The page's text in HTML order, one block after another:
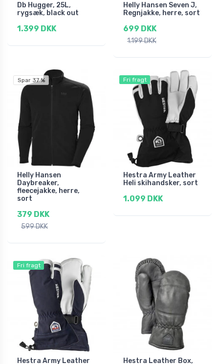
Db Hugger, 25L,
rygsæk, black out
1.399 DKK
Helly Hansen Seven J,
Regnjakke, herre, sort
699 DKK
1.199 DKK
Spar 37 %
Helly Hansen
Daybreaker,
fleecejakke, herre,
sort
379 DKK
599 DKK
Fri fragt
Hestra Army Leather
Heli skihandsker, sort
1.099 DKK
Fri fragt
Hestra Army Leather
Hestra Leather Box,